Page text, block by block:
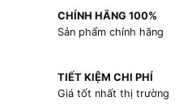
CHÍNH HÃNG 100%
Sản phẩm chính hãng
TIẾT KIỆM CHI PHÍ
Giá tốt nhất thị trường